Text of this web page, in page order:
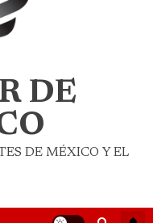
DE
DE MÉXICO Y EL